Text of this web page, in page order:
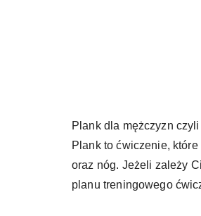
Plank dla mężczyzn
Plank to ćwiczenie,
oraz nóg. Jeżeli zależy
planu treningowego